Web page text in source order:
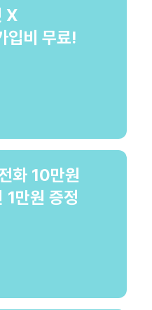
X
입비 무료!
화 10만원
1만원 증정